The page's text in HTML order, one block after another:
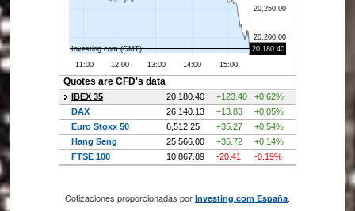
Cotizaciones proporcionadas por Investing.com España.